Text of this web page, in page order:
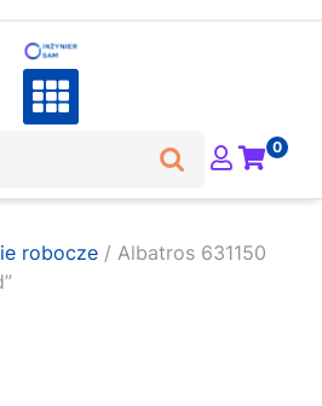
0
robocze / Albatros 631150